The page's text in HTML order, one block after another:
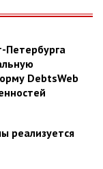
Петербурга
DebtsWeb
реализуется